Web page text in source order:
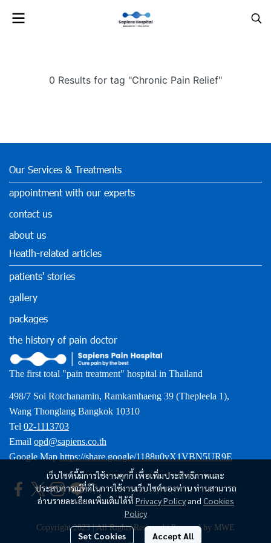
0 Results for tag "Chronic Pain Relief"
เว็บไซต์นี้มีการใช้งานคุกกี้ เพื่อเพิ่มประสิทธิภาพและ
ประสบการณ์ที่ดีในการใช้งานเว็บไซต์ของท่าน ท่านสามารถ
อ่านรายละเอียดเพิ่มเติมได้ที่ Privacy Policy and Cookies
Policy
Set Cookies Accept All
Our Services & Treatments
appointment with our experts
contact us
about us
Heatlh-related articles
patients' stories
gallery
packages
the history of pain doctor
The first total "pain treatment" hospital in Thailand
498/7 Soi Rotchanamin, Ramkamhaeng 39 (Thepleela 1),
Wang Thonglang Bangkok 10310
Tel 02-1113703
Email opd@sapiens.co.th
Google Map https://share.google/1188u0vX1VBN5UR9E
Copyright 2023 | All Rights Reserved | Powered by MWE